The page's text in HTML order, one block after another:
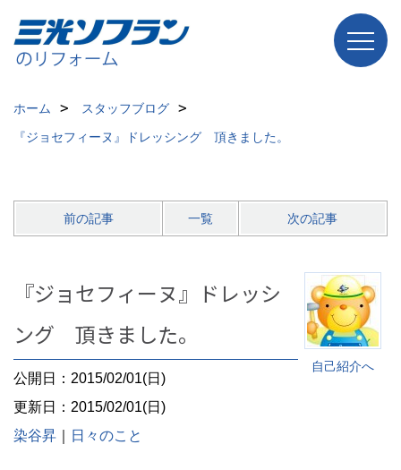
ホーム
スタッフブログ
『ジョセフィーヌ』ドレッシング 頂きました。
前の記事 一覧 次の記事
自己紹介へ
『ジョセフィーヌ』ドレッシ
ング 頂きました。
公開日：2015/02/01(日)
更新日：2015/02/01(日)
染谷昇
日々のこと